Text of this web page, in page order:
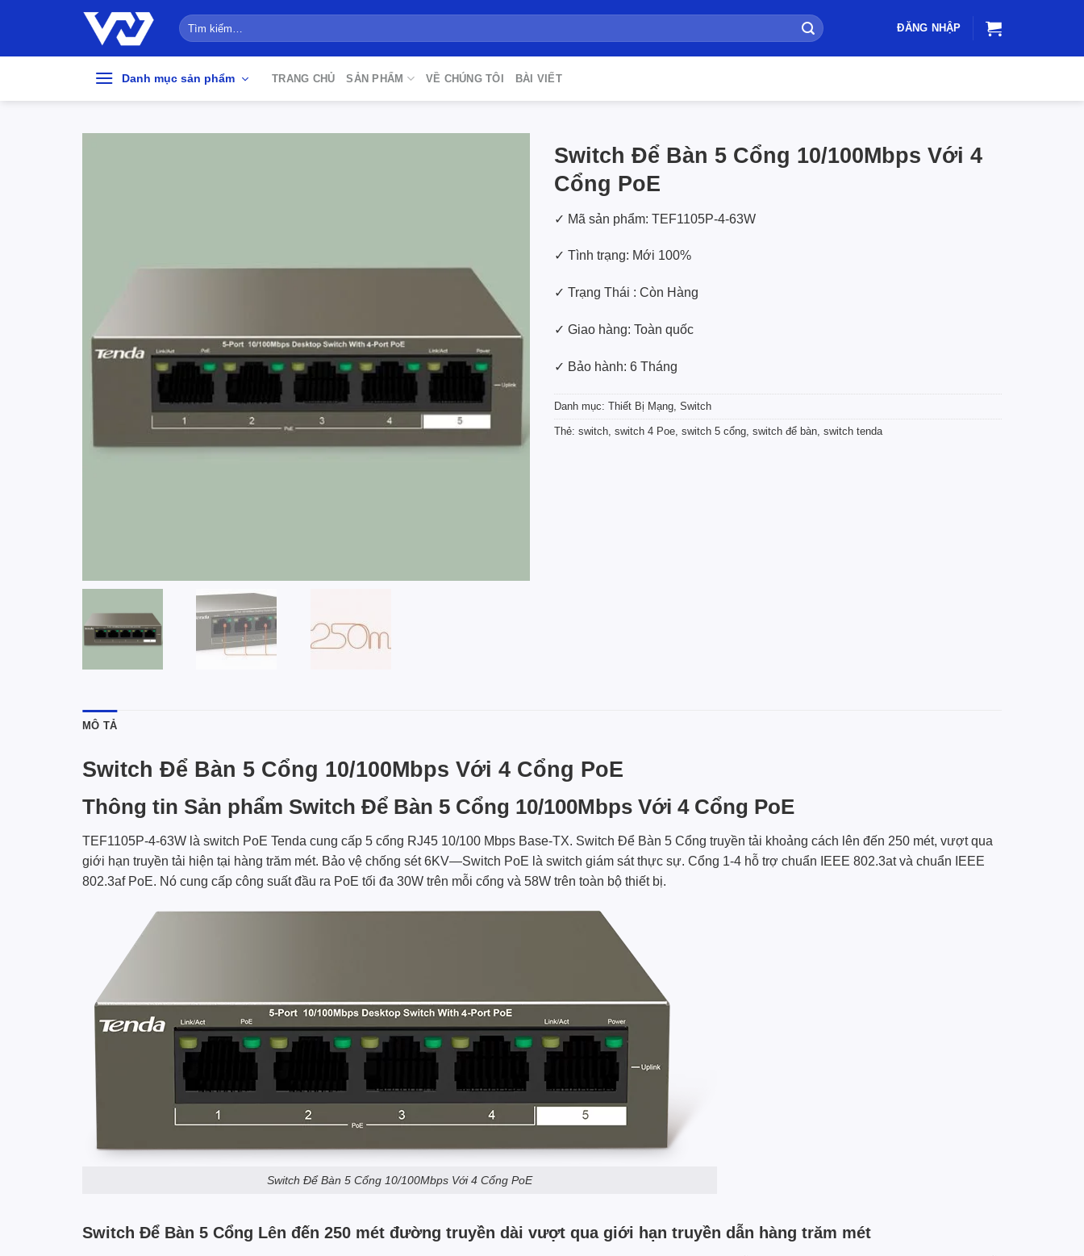
Tìm
kiếm:
ĐĂNG NHẬP
Danh mục sản phẩm TRANG CHỦ SẢN PHẨM VỀ CHÚNG TÔI BÀI VIẾT
Switch Để Bàn 5 Cổng 10/100Mbps Với 4
Cổng PoE
✓ Mã sản phẩm: TEF1105P-4-63W
✓ Tình trạng: Mới 100%
✓ Trạng Thái : Còn Hàng
✓ Giao hàng: Toàn quốc
✓ Bảo hành: 6 Tháng
Danh mục: Thiết Bị Mạng Switch
Thẻ: switch switch 4 Poe switch 5 cổng switch để bàn switch tenda
MÔ TẢ
Switch Để Bàn 5 Cổng 10/100Mbps Với 4 Cổng PoE
Thông tin Sản phẩm Switch Để Bàn 5 Cổng 10/100Mbps Với 4 Cổng PoE
TEF1105P-4-63W là switch PoE Tenda cung cấp 5 cổng RJ45 10/100 Mbps Base-TX. Switch Để Bàn 5 Cổng truyền tải khoảng cách lên đến 250 mét, vượt qua
giới hạn truyền tải hiện tại hàng trăm mét. Bảo vệ chống sét 6KV—Switch PoE là switch giám sát thực sự. Cổng 1-4 hỗ trợ chuẩn IEEE 802.3at và chuẩn IEEE
802.3af PoE. Nó cung cấp công suất đầu ra PoE tối đa 30W trên mỗi cổng và 58W trên toàn bộ thiết bị.
Switch Để Bàn 5 Cổng 10/100Mbps Với 4 Cổng PoE
Switch Để Bàn 5 Cổng Lên đến 250 mét đường truyền dài vượt qua giới hạn truyền dẫn hàng trăm mét